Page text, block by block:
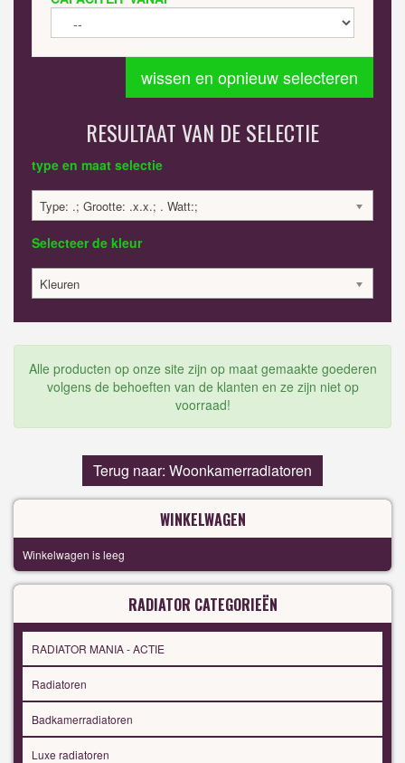
wissen en opnieuw selecteren
RESULTAAT VAN DE SELECTIE
type en maat selectie
Type: .; Grootte: .x.x.; . Watt:;
Selecteer de kleur
Kleuren
Alle producten op onze site zijn op maat gemaakte goederen
volgens de behoeften van de klanten en ze zijn niet op
voorraad!
Terug naar: Woonkamerradiatoren
WINKELWAGEN
Winkelwagen is leeg
RADIATOR CATEGORIEËN
RADIATOR MANIA - ACTIE
Radiatoren
Badkamerradiatoren
Luxe radiatoren